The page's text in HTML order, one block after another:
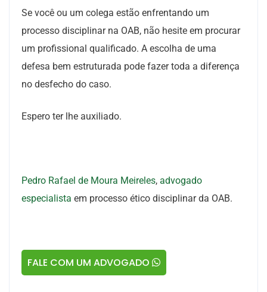
Se você ou um colega estão enfrentando um
processo disciplinar na OAB, não hesite em procurar
um profissional qualificado. A escolha de uma
defesa bem estruturada pode fazer toda a diferença
no desfecho do caso.
Espero ter lhe auxiliado.
Pedro Rafael de Moura Meireles, advogado
especialista em processo ético disciplinar da OAB.
FALE COM UM ADVOGADO